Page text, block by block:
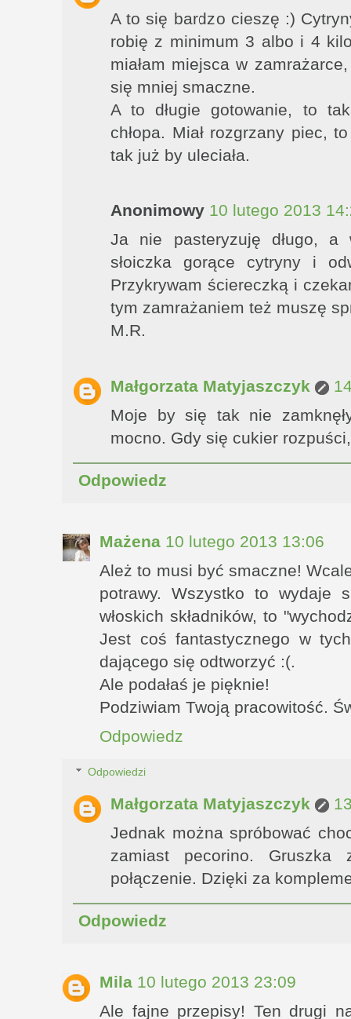
A to się bardzo cieszę :)
robię z minimum 3 albo i 4
miałam miejsca w
się mniej smaczne.
A to długie gotowanie, to
chłopa. Miał rozgrzany piec,
tak już by uleciała.
Anonimowy 10 lutego 2013
Ja nie pasteryzuję długo, a
słoiczka gorące cytryny i
Przykrywam ściereczką i
tym zamrażaniem też muszę
M.R.
Małgorzata Matyjaszczyk
Moje by się tak nie
mocno. Gdy się cukier
Odpowiedz
Mażena 10 lutego 2013 13:06
Ależ to musi być smaczne!
potrawy. Wszystko to
włoskich składników, to
Jest coś fantastycznego w
dającego się odtworzyć :(.
Ale podałaś je pięknie!
Podziwiam Twoją pracowitość.
Odpowiedz
Odpowiedzi
Małgorzata Matyjaszczyk
Jednak można spróbować
zamiast pecorino.
połączenie. Dzięki za
Odpowiedz
Mila 10 lutego 2013 23:09
Ale fajne przepisy! Ten drugi